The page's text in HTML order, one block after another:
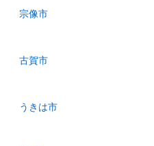
宗像市
古賀市
うきは市